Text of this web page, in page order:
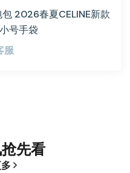
2026春夏CELINE新款
号手袋
服
先看